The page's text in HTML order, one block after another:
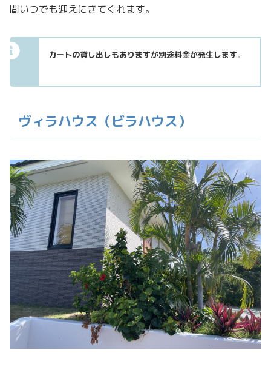
間いつでも迎えにきてくれます。
カートの貸し出しもありますが別途料金が発生します。
ヴィラハウス（ビラハウス）